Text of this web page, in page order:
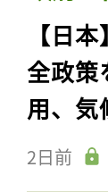
【日
全政策
用、気
2日前